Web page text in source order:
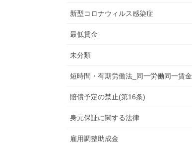
新型コロナウィルス感染症
最低賃金
未分類
短時間・有期労働法_同一労働同一賃金
賠償予定の禁止(第16条)
身元保証に関する法律
雇用調整助成金